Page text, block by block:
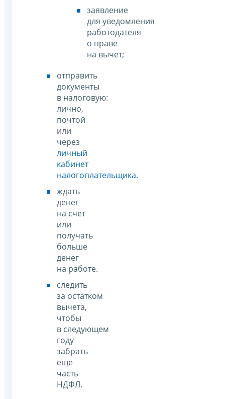
заявление
для уведомления
работодателя
о праве
на вычет;
отправить
документы
в налоговую:
лично,
почтой
или
через
личный
кабинет
налогоплательщика.
ждать
денег
на счет
или
получать
больше
денег
на работе.
следить
за остатком
вычета,
чтобы
в следующем
году
забрать
еще
часть
НДФЛ.